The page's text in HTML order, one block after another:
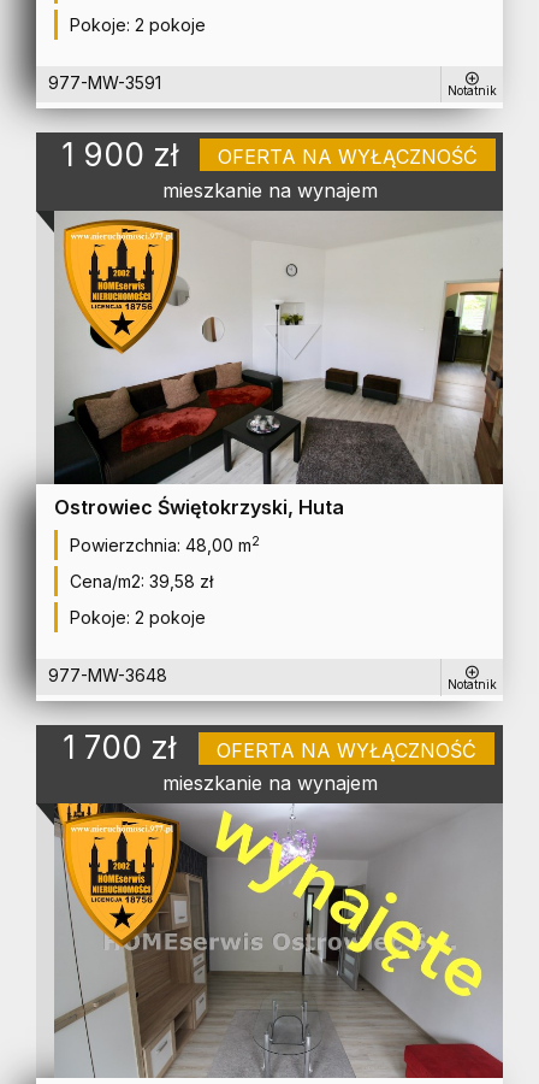
Pokoje: 2 pokoje
977-MW-3591 Notatnik
1 900 zł
OFERTA NA WYŁĄCZNOŚĆ
mieszkanie na wynajem
Ostrowiec Świętokrzyski, Huta
Powierzchnia: 48,00 m2
Cena/m2: 39,58 zł
Pokoje: 2 pokoje
977-MW-3648 Notatnik
1 700 zł
OFERTA NA WYŁĄCZNOŚĆ
mieszkanie na wynajem